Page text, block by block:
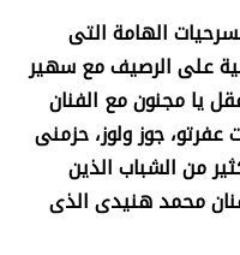
الهامة التى
على الرصيف مع سهير
يا مجنون مع الفنان
جوز ولوز، حزمنى
من الشباب الذين
محمد هنيدى الذى